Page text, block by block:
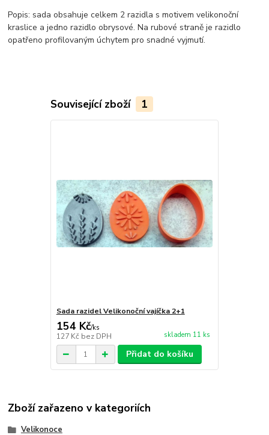
Popis: sada obsahuje celkem 2 razidla s motivem velikonoční
kraslice a jedno razidlo obrysové. Na rubové straně je razidlo
opatřeno profilovaným úchytem pro snadné vyjmutí.
Související zboží 1
Sada razidel Velikonoční vajíčka 2+1
154 Kč/ks
127 Kč bez DPH skladem 11 ks
Přidat do košíku
Zboží zařazeno v kategoriích
Velikonoce